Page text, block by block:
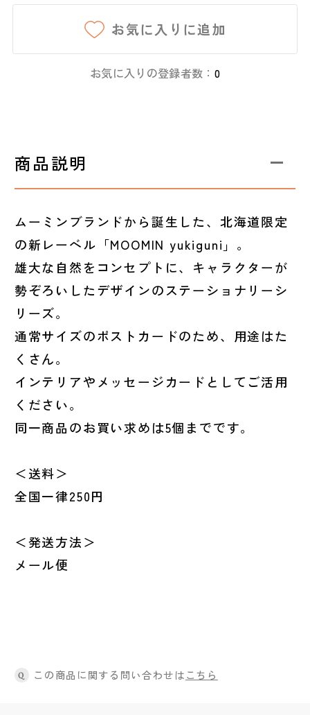
お気に入りに追加
お気に入りの登録者数： 0
商品説明
ムーミンブランドから誕生した、北海道限定
の新レーベル「MOOMIN yukiguni」。
雄大な自然をコンセプトに、キャラクターが
勢ぞろいしたデザインのステーショナリーシ
リーズ。
通常サイズのポストカードのため、用途はた
くさん。
インテリアやメッセージカードとしてご活用
ください。
同一商品のお買い求めは5個までです。
＜送料＞
全国一律250円
＜発送方法＞
メール便
Q この商品に関する問い合わせはこちら